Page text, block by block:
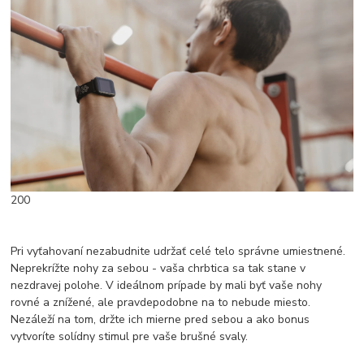
200
Pri vyťahovaní nezabudnite udržať celé telo správne umiestnené.
Neprekrížte nohy za sebou - vaša chrbtica sa tak stane v
nezdravej polohe. V ideálnom prípade by mali byť vaše nohy
rovné a znížené, ale pravdepodobne na to nebude miesto.
Nezáleží na tom, držte ich mierne pred sebou a ako bonus
vytvoríte solídny stimul pre vaše brušné svaly.